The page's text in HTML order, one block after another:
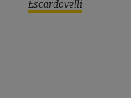
Escardovelli